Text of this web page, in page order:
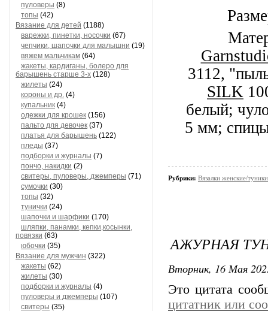
пуловеры (8)
топы (42)
Вязание для детей (1188)
варежки, пинетки, носочки (67)
чепчики, шапочки для малышни (19)
вяжем мальчикам (64)
жакеты, кардиганы, болеро для
барышень старше 3-х (128)
жилеты (24)
короны и др. (4)
купальник (4)
одежки для крошек (156)
пальто для девочек (37)
платья для барышень (122)
пледы (37)
подборки и журналы (7)
пончо, накидки (2)
свитеры, пуловеры, джемперы (71)
сумочки (30)
топы (32)
тунички (24)
шапочки и шарфики (170)
шляпки, панамки, кепки,косынки,
повязки (63)
юбочки (35)
Вязание для мужчин (322)
жакеты (62)
жилеты (30)
подборки и журналы (4)
пуловеры и джемперы (107)
свитеры (35)
3112,
SILK
белый;
5 мм;
Рубрики: Вязалки женские/
АЖУРНАЯ
Вторник, 16 Мая
Это цитата
цитатник или